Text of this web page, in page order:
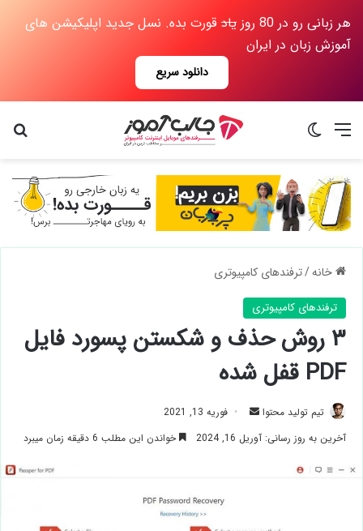
هر زبانی رو در 80 روز یاد قورت بده. نسل جدید اپلیکیشن های
آموزش زبان در ایران
دانلود سریع
منو
خانه/ترفندهای کامپیوتری
ترفندهای کامپیوتری
۳ روش حذف و شکستن پسورد فایل
PDF قفل شده
تیم تولید محتوا
ارسال
ایمیل
فوریه 13, 2021
آخرین به روز رسانی: آوریل 16, 2024
خواندن این مطلب 6 دقیقه زمان میبرد